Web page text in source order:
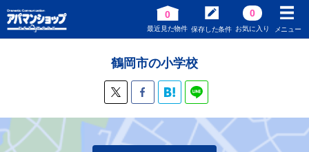
0
最近見た物件 保存した条件
0
お気に入り メニュー
鶴岡市の小学校